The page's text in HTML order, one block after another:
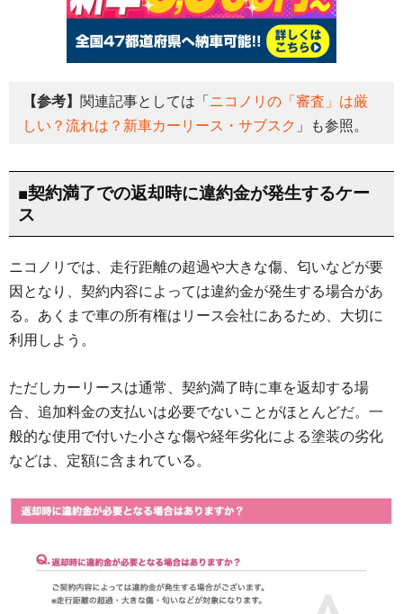
【参考】 関連記事としては「 ニコノリの「審査」は厳
しい？流れは？新車カーリース・サブスク 」も参照。
■契約満了での返却時に違約金が発生するケー
ス
ニコノリでは、走行距離の超過や大きな傷、匂いなどが要
因となり、契約内容によっては違約金が発生する場合があ
る。あくまで車の所有権はリース会社にあるため、大切に
利用しよう。
ただしカーリースは通常、契約満了時に車を返却する場
合、追加料金の支払いは必要でないことがほとんどだ。一
般的な使用で付いた小さな傷や経年劣化による塗装の劣化
などは、定額に含まれている。